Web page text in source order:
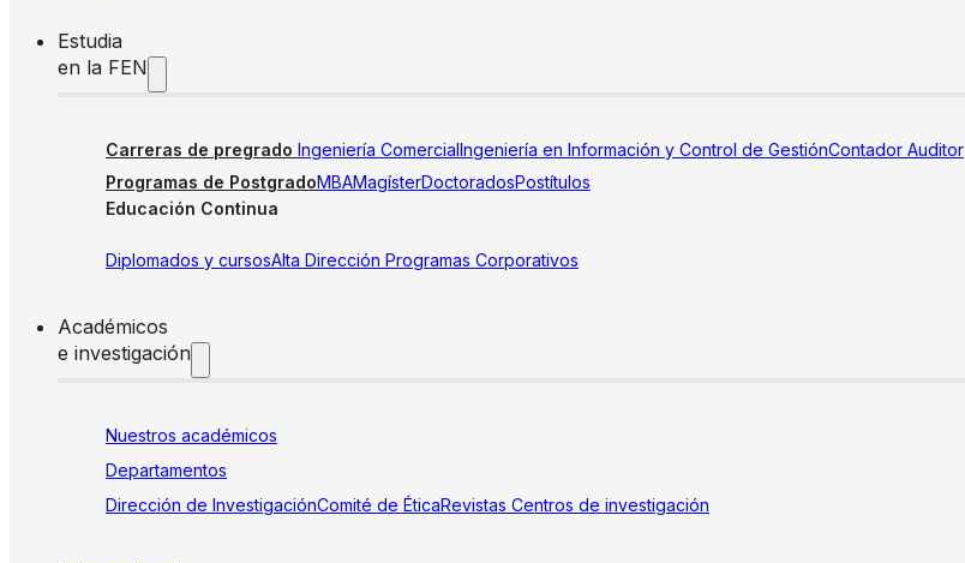
Estudia
en la FEN
Carreras de pregrado Ingeniería ComercialIngeniería en Información y Control de GestiónContador Auditor
Programas de PostgradoMBAMagísterDoctoradosPostítulos
Educación Continua
Diplomados y cursosAlta Dirección Programas Corporativos
Académicos
e investigación
Nuestros académicos
Departamentos
Dirección de InvestigaciónComité de ÉticaRevistas Centros de investigación